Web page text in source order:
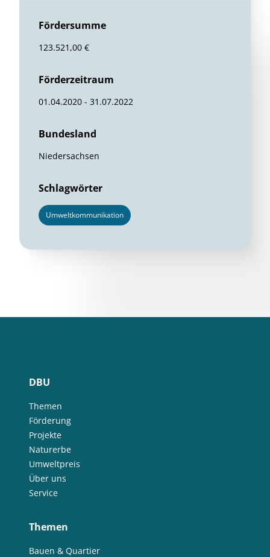
Fördersumme
123.521,00 €
Förderzeitraum
01.04.2020 - 31.07.2022
Bundesland
Niedersachsen
Schlagwörter
Umweltkommunikation
DBU
Themen
Förderung
Projekte
Naturerbe
Umweltpreis
Über uns
Service
Themen
Bauen & Quartier